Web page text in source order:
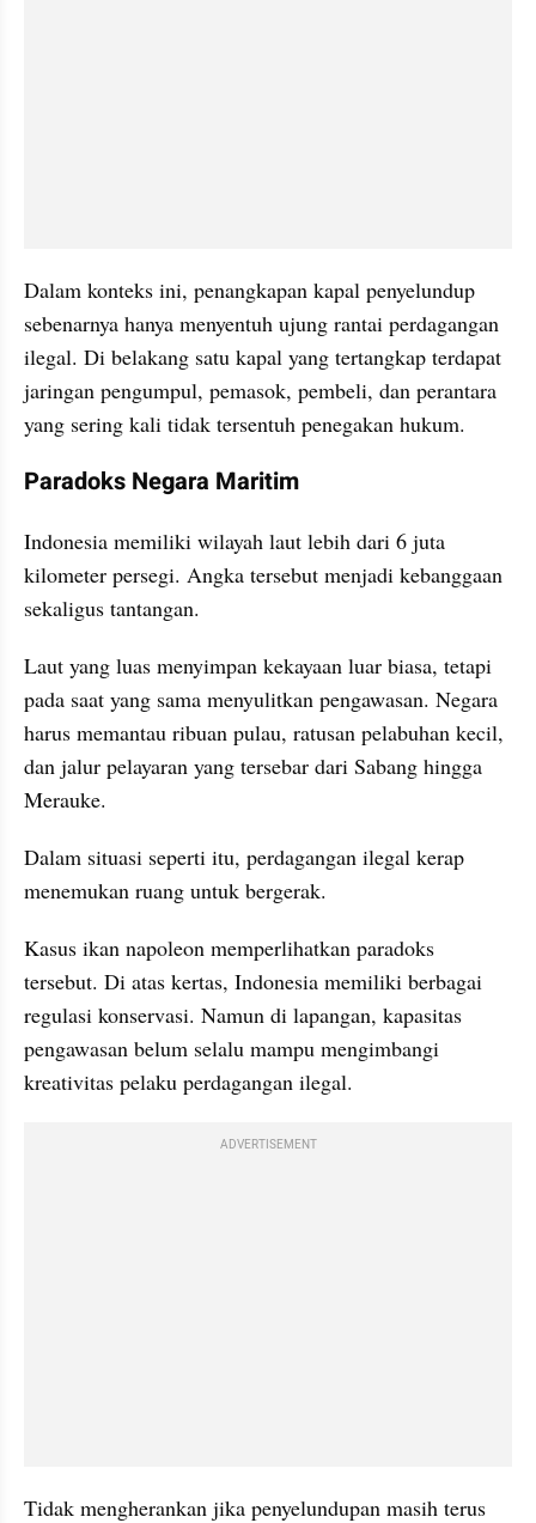
Dalam konteks ini, penangkapan kapal penyelundup
sebenarnya hanya menyentuh ujung rantai perdagangan
ilegal. Di belakang satu kapal yang tertangkap terdapat
jaringan pengumpul, pemasok, pembeli, dan perantara
yang sering kali tidak tersentuh penegakan hukum.
Paradoks Negara Maritim
Indonesia memiliki wilayah laut lebih dari 6 juta
kilometer persegi. Angka tersebut menjadi kebanggaan
sekaligus tantangan.
Laut yang luas menyimpan kekayaan luar biasa, tetapi
pada saat yang sama menyulitkan pengawasan. Negara
harus memantau ribuan pulau, ratusan pelabuhan kecil,
dan jalur pelayaran yang tersebar dari Sabang hingga
Merauke.
Dalam situasi seperti itu, perdagangan ilegal kerap
menemukan ruang untuk bergerak.
Kasus ikan napoleon memperlihatkan paradoks
tersebut. Di atas kertas, Indonesia memiliki berbagai
regulasi konservasi. Namun di lapangan, kapasitas
pengawasan belum selalu mampu mengimbangi
kreativitas pelaku perdagangan ilegal.
ADVERTISEMENT
Tidak mengherankan jika penyelundupan masih terus